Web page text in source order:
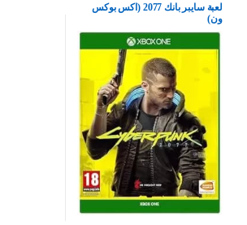
لعبة سايبر بانك 2077 (اكس بوكس
ون)